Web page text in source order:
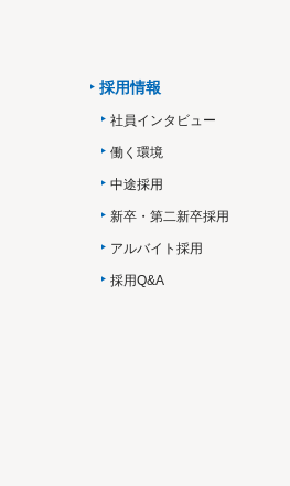
採用情報
社員インタビュー
働く環境
中途採用
新卒・第二新卒採用
アルバイト採用
採用Q&A